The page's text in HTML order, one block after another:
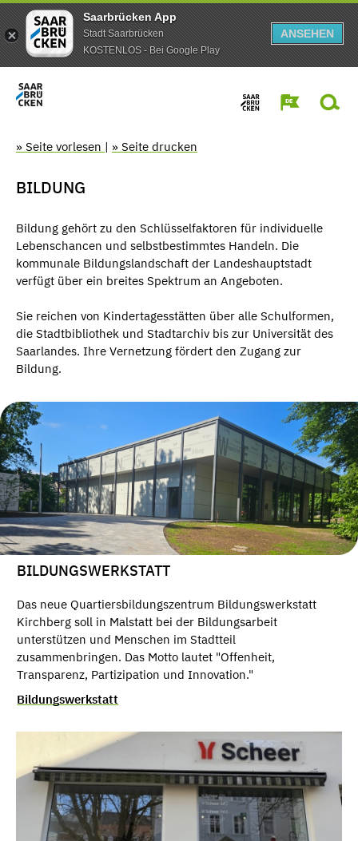
Saarbrücken App
Stadt Saarbrücken
KOSTENLOS - Bei Google Play
ANSEHEN
» Seite vorlesen | » Seite drucken
BILDUNG
Bildung gehört zu den Schlüsselfaktoren für individuelle
Lebenschancen und selbstbestimmtes Handeln. Die
kommunale Bildungslandschaft der Landeshauptstadt
verfügt über ein breites Spektrum an Angeboten.
Sie reichen von Kindertagesstätten über alle Schulformen,
die Stadtbibliothek und Stadtarchiv bis zur Universität des
Saar­landes. Ihre Vernetzung fördert den Zu­gang zur
Bildung.
BILDUNGSWERKSTATT
Das neue Quartiersbildungszentrum Bildungswerkstatt
Kirchberg soll in Malstatt bei der Bildungsarbeit
unterstützen und Menschen im Stadtteil
zusammenbringen. Das Motto lautet "Offenheit,
Transparenz, Partizipation und Innovation."
Bildungswerkstatt